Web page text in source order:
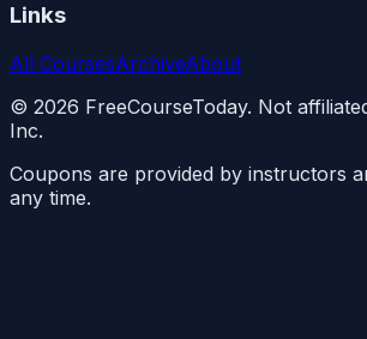
Links
All CoursesArchiveAbout
© 2026 FreeCourseToday. Not
Inc.
Coupons are provided by instructors
any time.